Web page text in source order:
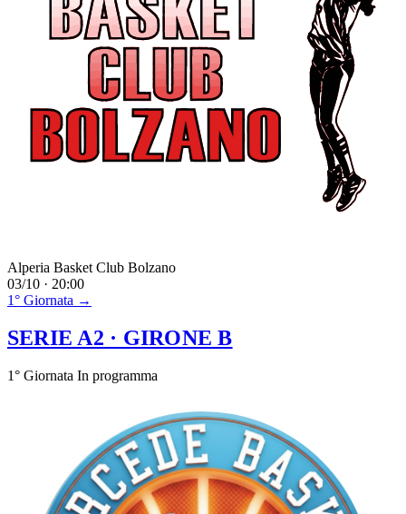
Alperia Basket Club Bolzano
03/10 · 20:00
1° Giornata →
SERIE A2 · GIRONE B
1° Giornata In programma